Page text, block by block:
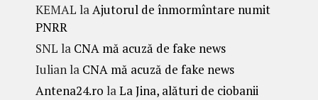
KEMAL laAjutorul de înmormîntare numit
PNRR
SNL la CNA mă acuză de fake news
Iulianla CNA mă acuză de fake news
Antena24.ro laLa Jina, alături de ciobanii